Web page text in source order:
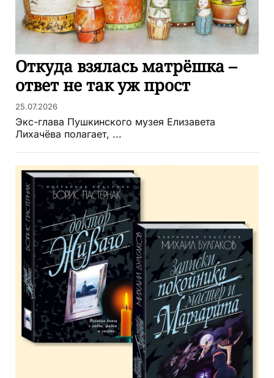
Откуда взялась матрёшка –
ответ не так уж прост
25.07.2026
Экс-глава Пушкинского музея Елизавета
Лихачёва полагает, ...